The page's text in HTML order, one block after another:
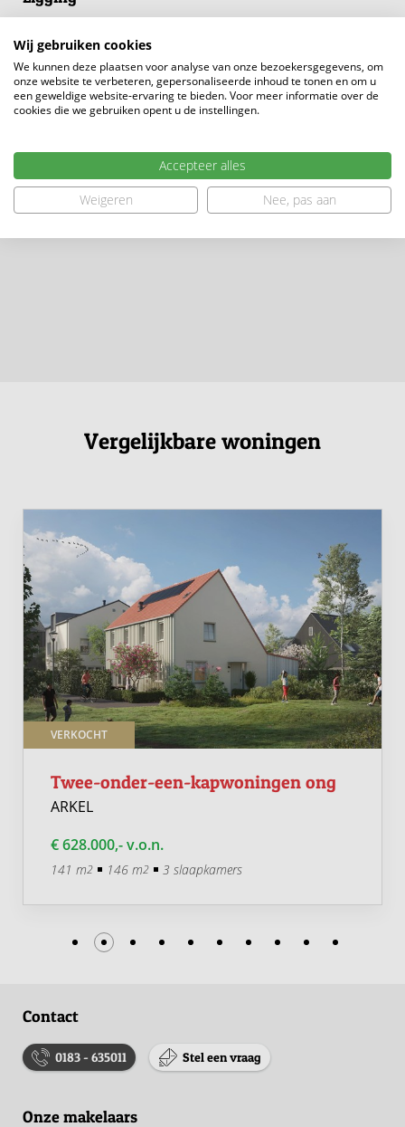
Vergelijkbare woningen
VERKOCHT
Twee-onder-een-kapwoningen ong
ARKEL
€ 628.000,- v.o.n.
141 m2 146 m2 3 slaapkamers
Contact
0183 - 635011 Stel een vraag
Onze makelaars
Wij gebruiken cookies
We kunnen deze plaatsen voor analyse van onze bezoekersgegevens, om
onze website te verbeteren, gepersonaliseerde inhoud te tonen en om u
een geweldige website-ervaring te bieden. Voor meer informatie over de
cookies die we gebruiken opent u de instellingen.
Accepteer alles
Weigeren
Nee, pas aan